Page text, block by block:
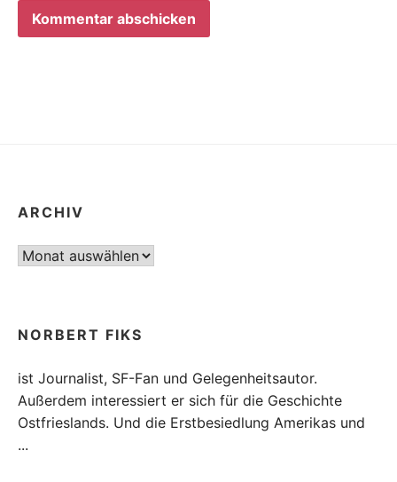
ARCHIV
Archiv
NORBERT FIKS
ist Journalist, SF-Fan und Gelegenheitsautor.
Außerdem interessiert er sich für die Geschichte
Ostfrieslands. Und die Erstbesiedlung Amerikas und
...